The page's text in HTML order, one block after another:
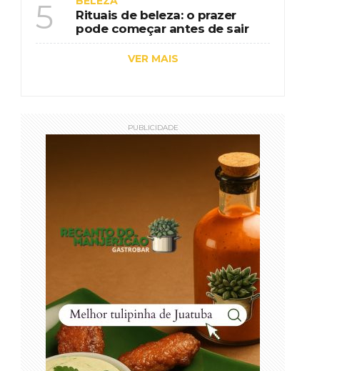
5
Rituais de beleza: o prazer
pode começar antes de sair
VER MAIS
PUBLICIDADE